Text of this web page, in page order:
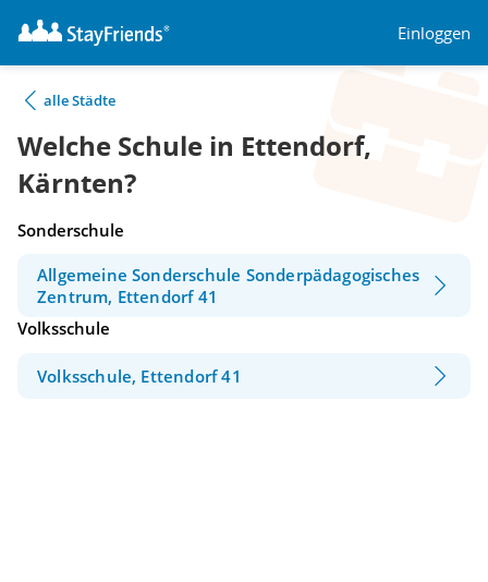
Einloggen
alle Städte
Welche Schule in Ettendorf,
Kärnten?
Sonderschule
Allgemeine Sonderschule Sonderpädagogisches
Zentrum, Ettendorf 41
Volksschule
Volksschule, Ettendorf 41